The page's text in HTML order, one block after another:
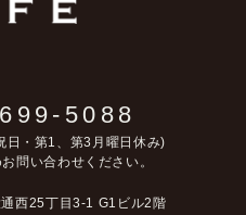
5088
・第1、第3月曜日休み)
問い合わせください。
西25丁目3-1 G1ビル2階